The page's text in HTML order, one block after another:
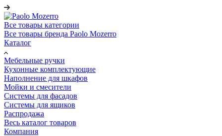
Все товары категории
Все товары бренда Paolo Mozerro
Каталог
Мебельные ручки
Кухонные комплектующие
Наполнение для шкафов
Мойки и смесители
Системы для фасадов
Системы для ящиков
Распродажа
Весь каталог товаров
Компания